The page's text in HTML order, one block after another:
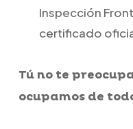
Inspección
certificado
Tú no te
ocupamos de